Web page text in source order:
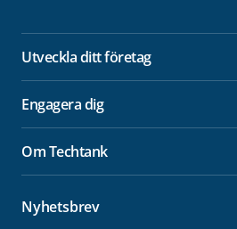
Utveckla ditt företag
Engagera dig
Om Techtank
Nyhetsbrev